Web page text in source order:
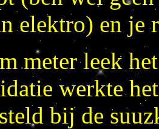
elektro) en
meter leek
werkte
bij de